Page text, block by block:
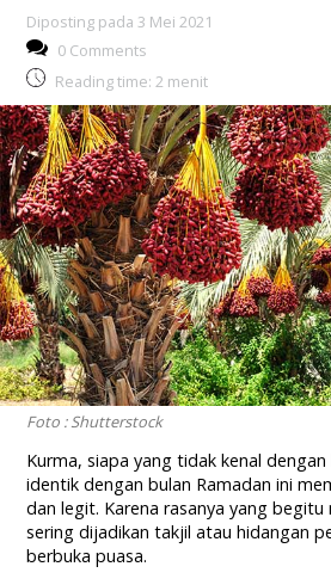
Diposting pada 3 Mei 2021
0 Comments
Reading time: 2 menit
Foto : Shutterstock
Kurma, siapa yang tidak kenal
identik dengan bulan Ramadan ini
dan legit. Karena rasanya yang begitu
sering dijadikan takjil atau hidangan
berbuka puasa.